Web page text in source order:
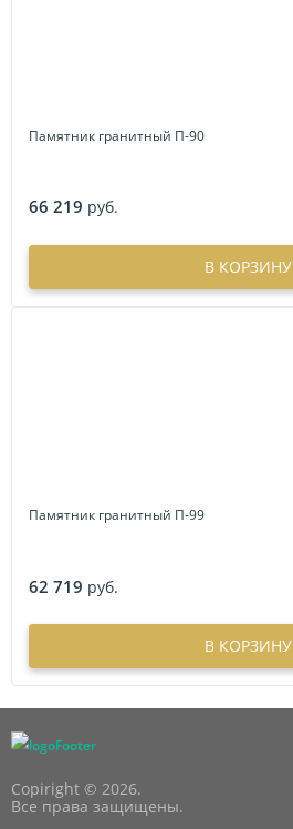
Памятник гранитный П-90
66 219 руб.
В КОРЗИНУ
Памятник гранитный П-99
62 719 руб.
В КОРЗИНУ
Copiright © 2026.
Все права защищены.